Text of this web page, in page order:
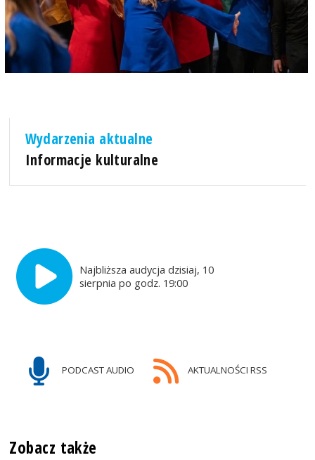
Wydarzenia aktualne
Informacje kulturalne
Najbliższa audycja dzisiaj, 10
sierpnia po godz. 19:00
PODCAST AUDIO AKTUALNOŚCI RSS
Zobacz także